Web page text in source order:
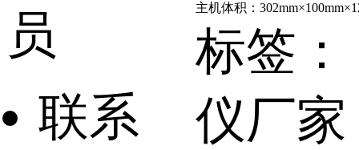
主机体积：
标签
仪厂家
员
联系